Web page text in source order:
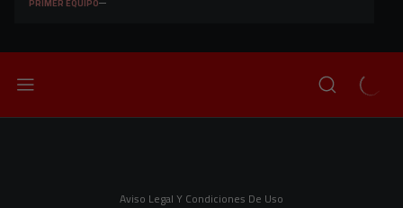
Aviso Legal Y Condiciones De Uso